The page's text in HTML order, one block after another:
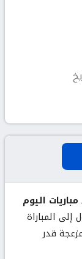
مباريات اليوم
المباراة
قدر